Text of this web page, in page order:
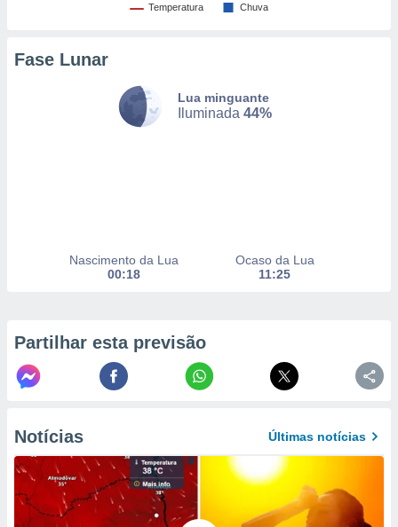
nós e
tal,
qualquer
em “
na
Temperatura Chuva
Fase Lunar
Lua minguante
Iluminada 44%
Nascimento da Lua
00:18
Ocaso da Lua
11:25
Partilhar esta previsão
Notícias Últimas notícias